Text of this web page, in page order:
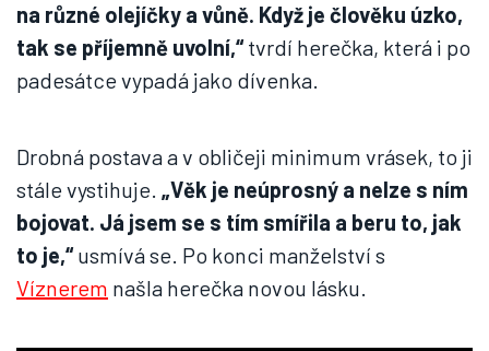
na různé olejíčky a vůně. Když je člověku úzko,
tak se příjemně uvolní,“tvrdí herečka, která i po
padesátce vypadá jako dívenka.
Drobná postava a v obličeji minimum vrásek, to ji
stále vystihuje. „Věk je neúprosný a nelze s ním
bojovat. Já jsem se s tím smířila a beru to, jak
to je,“usmívá se. Po konci manželství s
Víznerem našla herečka novou lásku.